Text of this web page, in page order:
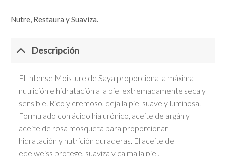
Nutre, Restaura y Suaviza.
Descripción
El Intense Moisture de Saya proporciona la máxima
nutrición e hidratación a la piel extremadamente seca y
sensible. Rico y cremoso, deja la piel suave y luminosa.
Formulado con ácido hialurónico, aceite de argán y
aceite de rosa mosqueta para proporcionar
hidratación y nutrición duraderas. El aceite de
edelweiss protege, suaviza y calma la piel.